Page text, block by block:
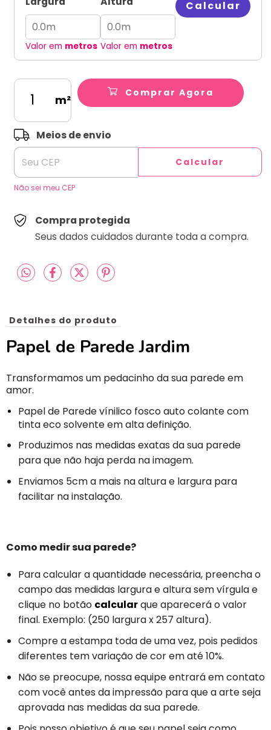
Valor em metros Valor em metros
Calcular
m²
Comprar Agora
Entregas para o CEP:
Meios de envio
Calcular
Não sei meu CEP
Compra protegida
Seus dados cuidados durante toda a compra.
Detalhes do produto
Papel de Parede Jardim
Transformamos um pedacinho da sua parede em
amor.
Papel de Parede vínilico fosco auto colante com
tinta eco solvente em alta definição.
Produzimos nas medidas exatas da sua parede
para que não haja perda na imagem.
Enviamos 5cm a mais na altura e largura para
facilitar na instalação.
Como medir sua parede?
Para calcular a quantidade necessária, preencha o
campo das medidas largura e altura sem vírgula e
clique no botão calcularque aparecerá o valor
final. Exemplo: (250 largura x 257 altura).
Compre a estampa toda de uma vez, pois pedidos
diferentes tem variação de cor em até 10%.
Não se preocupe, nossa equipe entrará em contato
com você antes da impressão para que a arte seja
aprovada nas medidas da sua parede.